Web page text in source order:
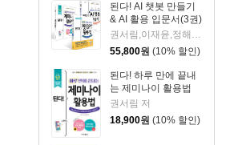
된다! AI 챗봇 만들기
& AI 활용 입문서(3권)
권서림,이재윤,정해준,프롬프트 크리에이터 저
55,800원 (10% 할인)
된다! 하루 만에 끝내
는 제미나이 활용법
권서림 저
18,900원 (10% 할인)